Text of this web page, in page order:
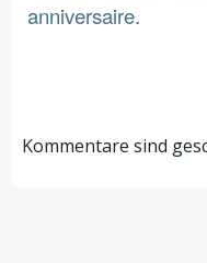
anniversaire.
Kommentare sind